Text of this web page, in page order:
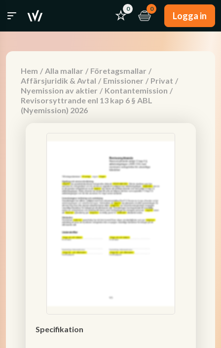
0 0
Logga in
Hem / Alla mallar / Företagsmallar /
Affärsjuridik & Avtal / Emissioner / Privat /
Nyemission av aktier / Kontantemission /
Revisorsyttrande enl 13 kap 6 § ABL
(Nyemission) 2026
Specifikation